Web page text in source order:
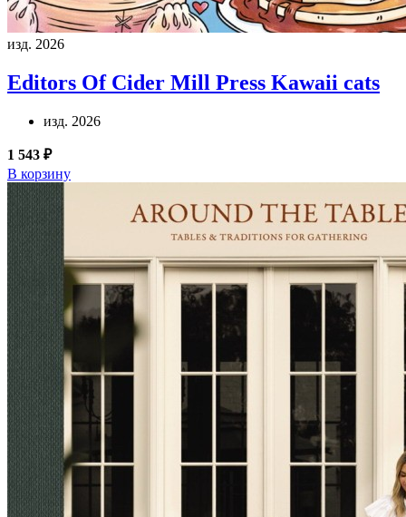
изд. 2026
Editors Of Cider Mill Press Kawaii cats
изд. 2026
1 543 ₽
В корзину